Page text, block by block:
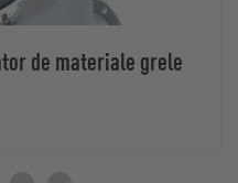
de materiale grele